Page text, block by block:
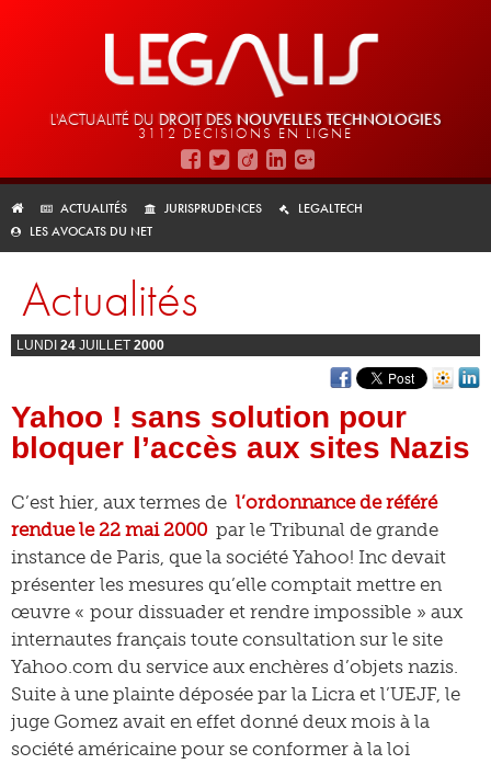
L'ACTUALITÉ DU DROIT DES NOUVELLES TECHNOLOGIES
3112 DÉCISIONS EN LIGNE
ACTUALITÉS JURISPRUDENCES
LEGALTECH
LES AVOCATS DU NET
Actualités
LUNDI 24 JUILLET 2000
Yahoo ! sans solution pour
bloquer l’accès aux sites Nazis
C’est hier, aux termes de l’ordonnance de référé
rendue le 22 mai 2000 par le Tribunal de grande
instance de Paris, que la société Yahoo! Inc devait
présenter les mesures qu’elle comptait mettre en
œuvre « pour dissuader et rendre impossible » aux
internautes français toute consultation sur le site
Yahoo.com du service aux enchères d’objets nazis.
Suite à une plainte déposée par la Licra et l’UEJF, le
juge Gomez avait en effet donné deux mois à la
société américaine pour se conformer à la loi